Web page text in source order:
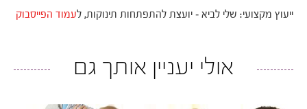
ייעוץ מקצועי: שלי לביא – יועצת להתפתחות תינוקות, לעמוד הפייסבוק
אולי יעניין אותך גם